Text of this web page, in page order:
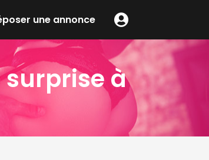
une annonce
à